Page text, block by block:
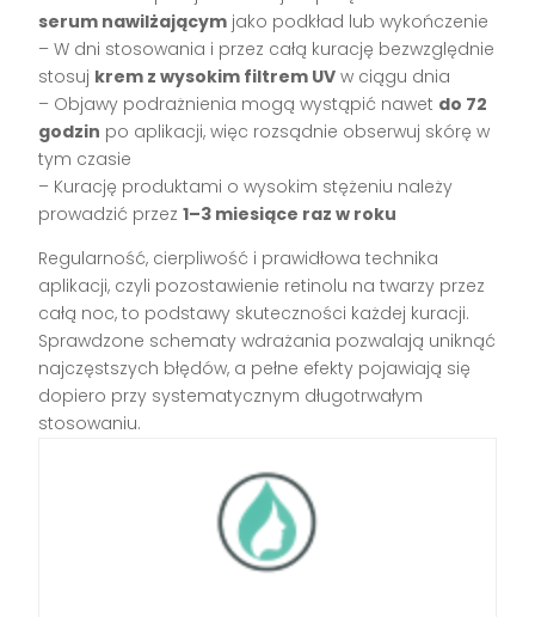
serum nawilżającym jako podkład lub wykończenie
– W dni stosowania i przez całą kurację bezwzględnie
stosuj krem z wysokim filtrem UV w ciągu dnia
– Objawy podrażnienia mogą wystąpić nawet do 72
godzin po aplikacji, więc rozsądnie obserwuj skórę w
tym czasie
– Kurację produktami o wysokim stężeniu należy
prowadzić przez1–3 miesiące raz w roku
Regularność, cierpliwość i prawidłowa technika
aplikacji, czyli pozostawienie retinolu na twarzy przez
całą noc, to podstawy skuteczności każdej kuracji.
Sprawdzone schematy wdrażania pozwalają uniknąć
najczęstszych błędów, a pełne efekty pojawiają się
dopiero przy systematycznym długotrwałym
stosowaniu.